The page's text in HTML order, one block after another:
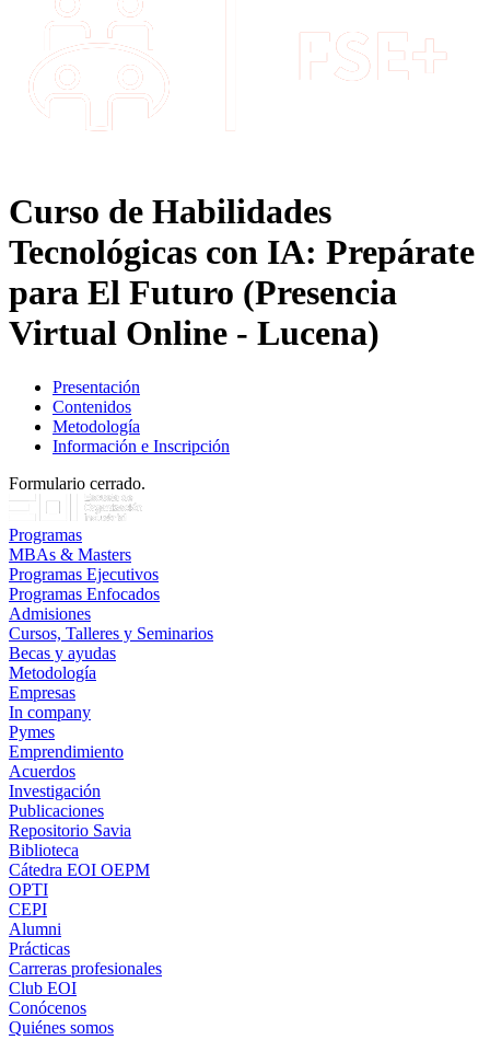
Curso de Habilidades
Tecnológicas con IA: Prepárate
para El Futuro (Presencia
Virtual Online - Lucena)
Presentación
Contenidos
Metodología
Información e Inscripción
Formulario cerrado.
Programas
MBAs & Masters
Programas Ejecutivos
Programas Enfocados
Admisiones
Cursos, Talleres y Seminarios
Becas y ayudas
Metodología
Empresas
In company
Pymes
Emprendimiento
Acuerdos
Investigación
Publicaciones
Repositorio Savia
Biblioteca
Cátedra EOI OEPM
OPTI
CEPI
Alumni
Prácticas
Carreras profesionales
Club EOI
Conócenos
Quiénes somos